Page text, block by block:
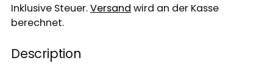
Inklusive Steuer.Versand wird an der Kasse
berechnet.
Description